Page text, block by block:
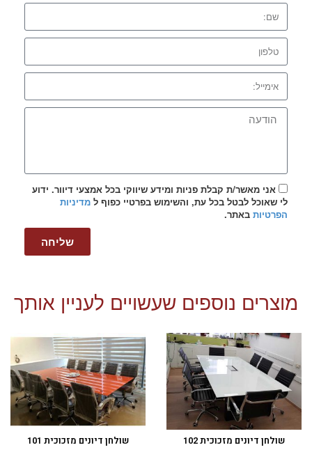
אני מאשר/ת קבלת פניות ומידע שיווקי בכל אמצעי דיוור. ידוע
לי שאוכל לבטל בכל עת, והשימוש בפרטיי כפוף ל מדיניות
הפרטיות באתר.
שליחה
מוצרים נוספים שעשויים לעניין אותך
שולחן דיונים מזכוכית 102 שולחן דיונים מזכוכית 101